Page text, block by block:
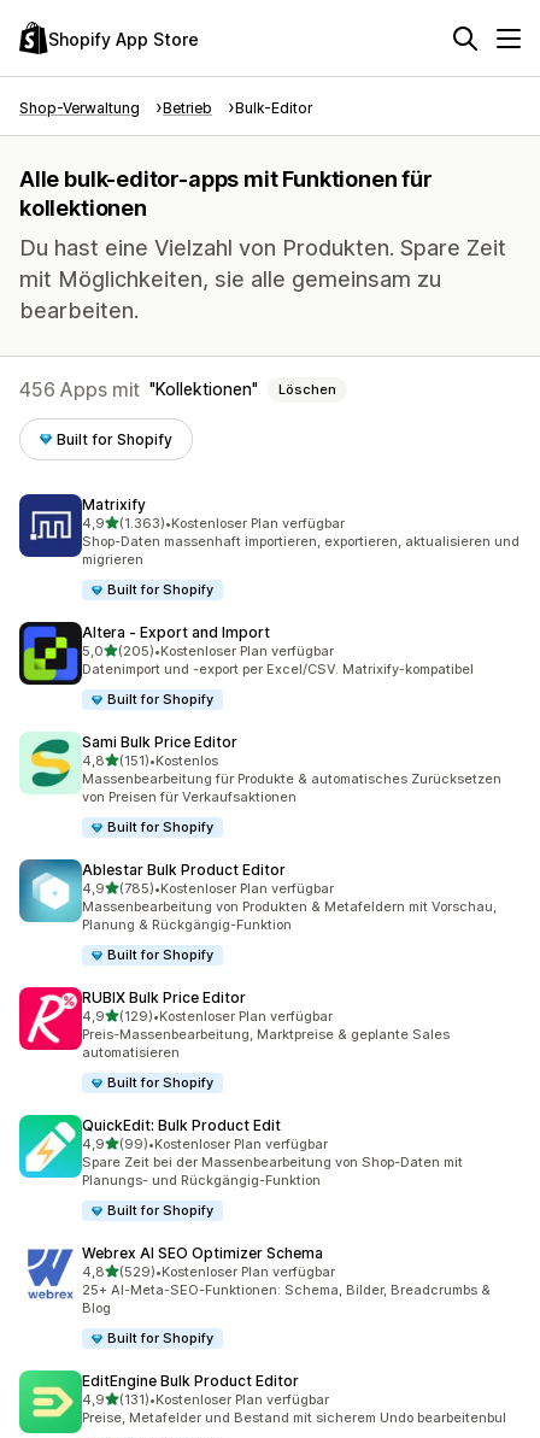
Shopify App Store
Shop-Verwaltung Betrieb Bulk-Editor
Alle bulk-editor-apps mit Funktionen für
kollektionen
Du hast eine Vielzahl von Produkten. Spare Zeit
mit Möglichkeiten, sie alle gemeinsam zu
bearbeiten.
456 Apps mit Kollektionen Löschen
Built for Shopify
Matrixify
4,9von 5 Sternen
(1.363)
1363 Rezensionen insgesamt
•Kostenloser Plan verfügbar
Shop-Daten massenhaft importieren, exportieren, aktualisieren und
migrieren
Built for Shopify
Altera ‑ Export and Import
5,0von 5 Sternen
(205)
205 Rezensionen insgesamt
•Kostenloser Plan verfügbar
Datenimport und -export per Excel/CSV. Matrixify-kompatibel
Built for Shopify
Sami Bulk Price Editor
4,8von 5 Sternen
(151)
151 Rezensionen insgesamt
•Kostenlos
Massenbearbeitung für Produkte & automatisches Zurücksetzen
von Preisen für Verkaufsaktionen
Built for Shopify
Ablestar Bulk Product Editor
4,9von 5 Sternen
(785)
785 Rezensionen insgesamt
•Kostenloser Plan verfügbar
Massenbearbeitung von Produkten & Metafeldern mit Vorschau,
Planung & Rückgängig-Funktion
Built for Shopify
RUBIX Bulk Price Editor
4,9von 5 Sternen
(129)
129 Rezensionen insgesamt
•Kostenloser Plan verfügbar
Preis-Massenbearbeitung, Marktpreise & geplante Sales
automatisieren
Built for Shopify
QuickEdit: Bulk Product Edit
4,9von 5 Sternen
(99)
99 Rezensionen insgesamt
•Kostenloser Plan verfügbar
Spare Zeit bei der Massenbearbeitung von Shop-Daten mit
Planungs- und Rückgängig-Funktion
Built for Shopify
Webrex AI SEO Optimizer Schema
4,8von 5 Sternen
(529)
529 Rezensionen insgesamt
•Kostenloser Plan verfügbar
25+ AI-Meta-SEO-Funktionen: Schema, Bilder, Breadcrumbs &
Blog
Built for Shopify
EditEngine Bulk Product Editor
4,9von 5 Sternen
(131)
131 Rezensionen insgesamt
•Kostenloser Plan verfügbar
Preise, Metafelder und Bestand mit sicherem Undo bearbeitenbul